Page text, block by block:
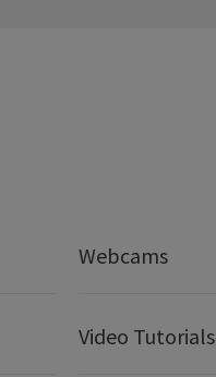
Webcams
Video Tutorials